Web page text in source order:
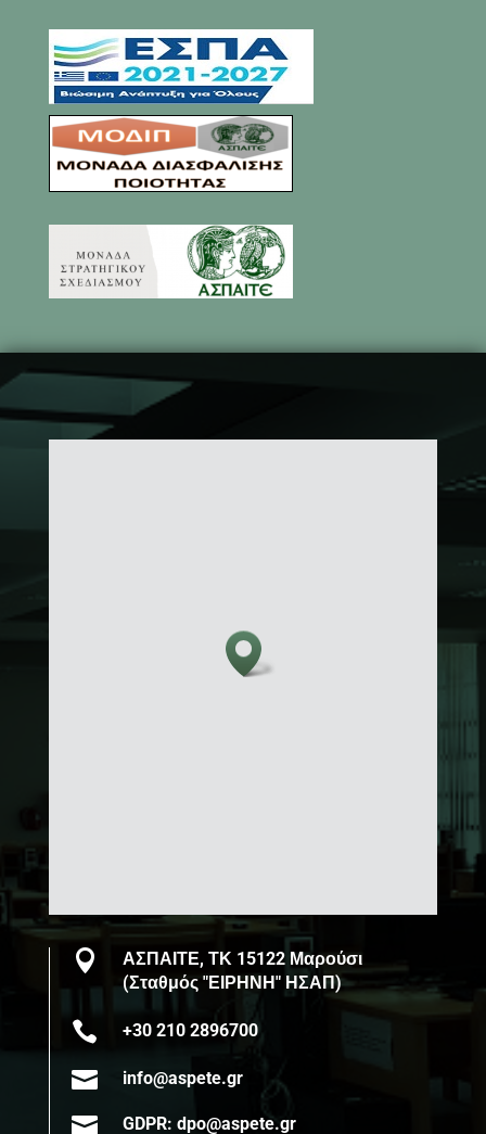

ΑΣΠΑΙΤΕ, ΤΚ 15122 Μαρούσι
(Σταθμός "ΕΙΡΗΝΗ" ΗΣΑΠ)
 +30 210 2896700
 info@aspete.gr
 GDPR: dpo@aspete.gr